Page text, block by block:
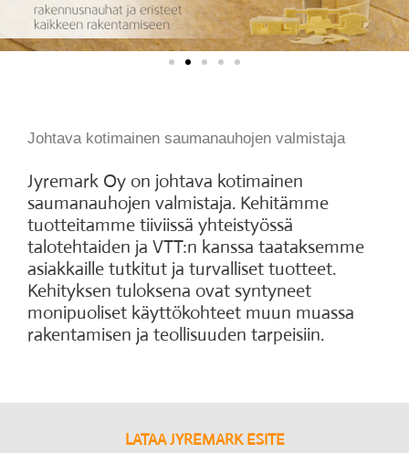
Johtava kotimainen saumanauhojen valmistaja
Jyremark Oy on johtava kotimainen
saumanauhojen valmistaja. Kehitämme
tuotteitamme tiiviissä yhteistyössä
talotehtaiden ja VTT:n kanssa taataksemme
asiakkaille tutkitut ja turvalliset tuotteet.
Kehityksen tuloksena ovat syntyneet
monipuoliset käyttökohteet muun muassa
rakentamisen ja teollisuuden tarpeisiin.
LATAA JYREMARK ESITE